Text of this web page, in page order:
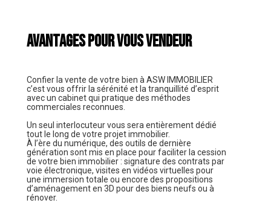
AVANTAGES POUR VOUS VENDEUR
Confier la vente de votre bien à ASW IMMOBILIER
c’est vous offrir la sérénité et la tranquillité d’esprit
avec un cabinet qui pratique des méthodes
commerciales reconnues.
Un seul interlocuteur vous sera entièrement dédié
tout le long de votre projet immobilier.
À l’ère du numérique, des outils de dernière
génération sont mis en place pour faciliter la cession
de votre bien immobilier : signature des contrats par
voie électronique, visites en vidéos virtuelles pour
une immersion totale ou encore des propositions
d’aménagement en 3D pour des biens neufs ou à
rénover.